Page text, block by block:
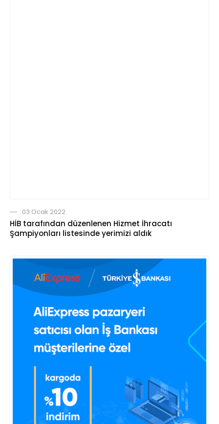
03 Ocak 2022
HİB tarafından düzenlenen Hizmet İhracatı
Şampiyonları listesinde yerimizi aldık